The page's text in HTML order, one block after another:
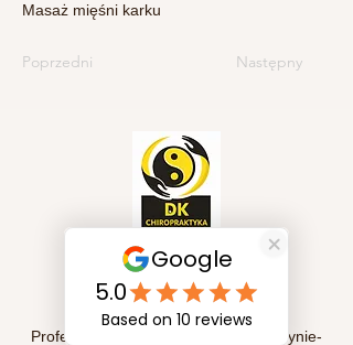
Masaż mięśni karku
Poprzedni Następny
Szybkie linki
Profesjonalna fizjoterapia w Kędzierzynie-